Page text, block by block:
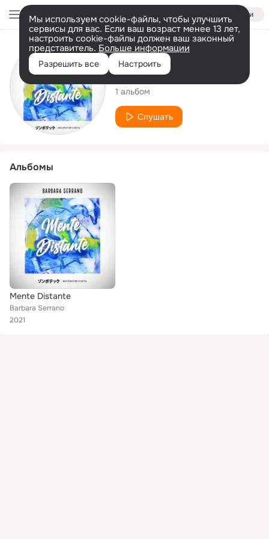
Войти
Мы используем cookie-файлы, чтобы улучшить
сервисы для вас. Если ваш возраст менее 13 лет,
настроить cookie-файлы должен ваш законный
представитель. Больше информации
Разрешить все Настроить
Исполнитель
Barbara Serrano
1 альбом
Слушать
Альбомы
Mente Distante
Barbara Serrano
2021